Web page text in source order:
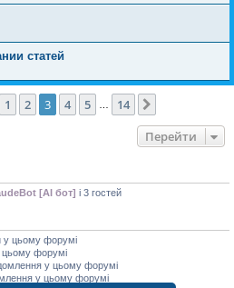
статей
3 14
Поперед.
1 2 3 4 5 14
Перейти
[AI бот] і 3 гостей
у цьому форумі
цьому форумі
у цьому форумі
у цьому форумі